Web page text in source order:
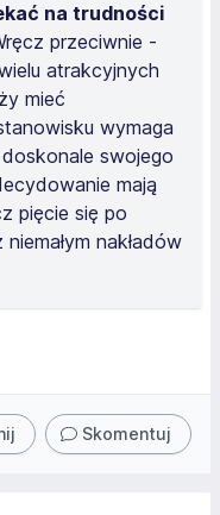
na trudności
przeciwnie -
atrakcyjnych
mieć
wymaga
swojego
mają
pięcie się po
nakładów
Skomentuj